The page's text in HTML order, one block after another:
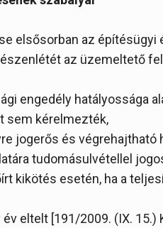
elsősorban az építésügyi
az üzemeltető
engedély hatályossága
sem kérelmezték,
jogerős és végrehajtható
tudomásulvétellel
kikötés esetén, ha a
eltelt [191/2009. (IX. 15.)